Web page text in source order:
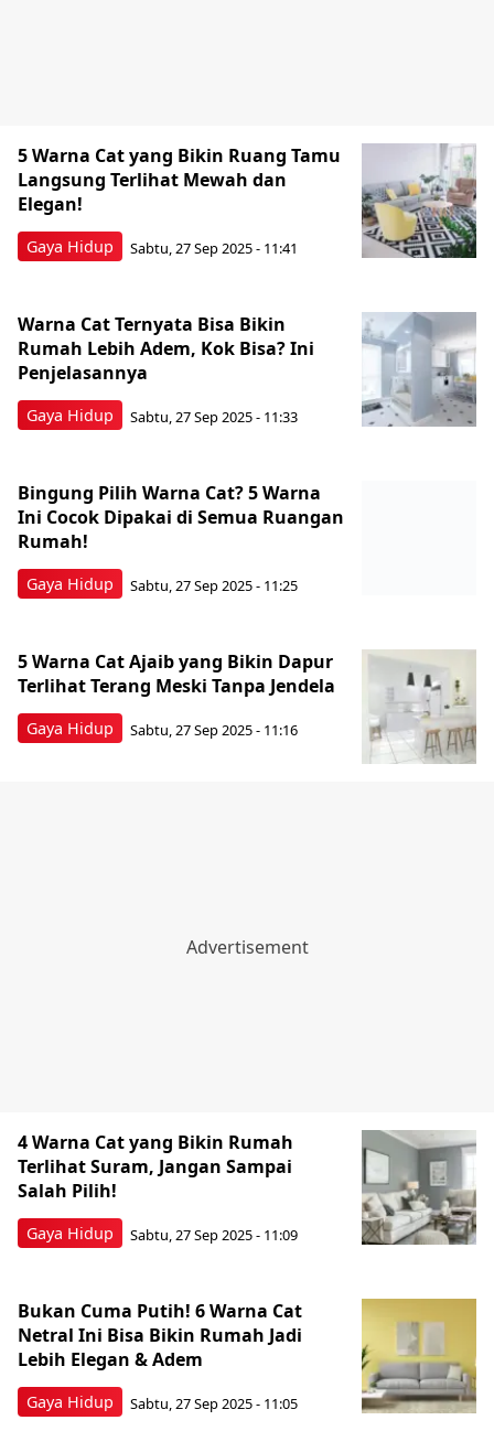
Gaya Hidup
5 Warna Cat yang Bikin Ruang Tamu
Langsung Terlihat Mewah dan
Elegan!
Sabtu, 27 Sep 2025 - 11:41
Gaya Hidup
Warna Cat Ternyata Bisa Bikin
Rumah Lebih Adem, Kok Bisa? Ini
Penjelasannya
Sabtu, 27 Sep 2025 - 11:33
Gaya Hidup
Bingung Pilih Warna Cat? 5 Warna
Ini Cocok Dipakai di Semua Ruangan
Rumah!
Sabtu, 27 Sep 2025 - 11:25
Gaya Hidup
5 Warna Cat Ajaib yang Bikin Dapur
Terlihat Terang Meski Tanpa Jendela
Sabtu, 27 Sep 2025 - 11:16
Gaya Hidup
4 Warna Cat yang Bikin Rumah
Terlihat Suram, Jangan Sampai
Salah Pilih!
Sabtu, 27 Sep 2025 - 11:09
Gaya Hidup
Bukan Cuma Putih! 6 Warna Cat
Netral Ini Bisa Bikin Rumah Jadi
Lebih Elegan & Adem
Sabtu, 27 Sep 2025 - 11:05